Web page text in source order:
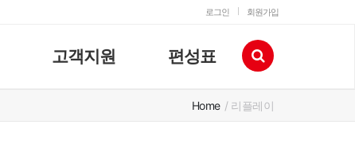
로그인 회원가입
고객지원 편성표
Home / 리플레이